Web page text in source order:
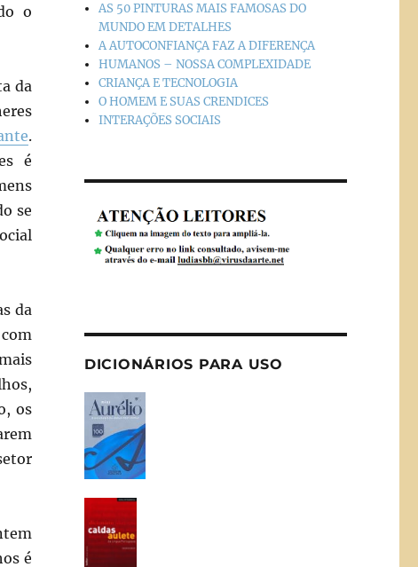
o
da
.
é
se
da
os
é
AS 50 PINTURAS MAIS FAMOSAS DO
MUNDO EM DETALHES
A AUTOCONFIANÇA FAZ A DIFERENÇA
HUMANOS – NOSSA COMPLEXIDADE
CRIANÇA E TECNOLOGIA
O HOMEM E SUAS CRENDICES
INTERAÇÕES SOCIAIS
DICIONÁRIOS PARA USO